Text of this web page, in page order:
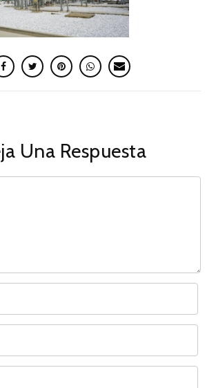
Una Respuesta